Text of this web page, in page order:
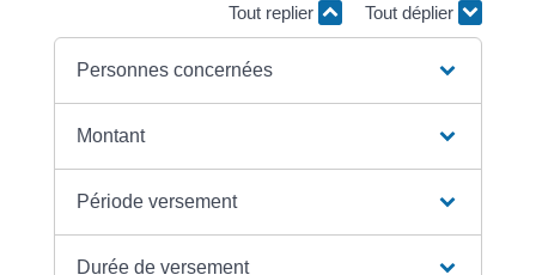
Tout replier Tout déplier
Personnes concernées
Montant
Période versement
Durée de versement